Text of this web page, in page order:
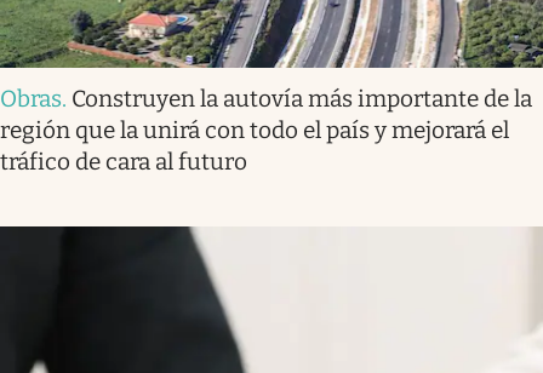
Obras. Construyen la autovía más importante de la
región que la unirá con todo el país y mejorará el
tráfico de cara al futuro